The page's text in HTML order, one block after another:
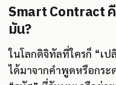
Smart Contract คื
มัน?
ในโลกดิจิทัลที่ใครก็ “เป
ได้มาจากคำพูดหรือกร